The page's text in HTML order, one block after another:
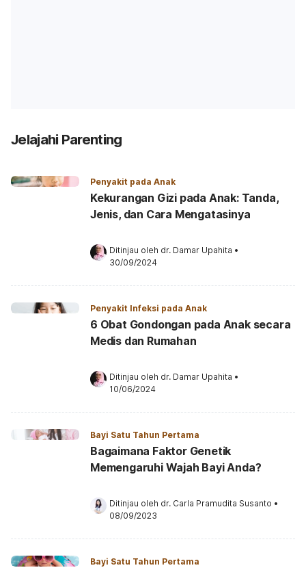
Jelajahi Parenting
Penyakit pada Anak
Kekurangan Gizi pada Anak: Tanda,
Jenis, dan Cara Mengatasinya
Ditinjau oleh dr. Damar Upahita •
30/09/2024
Penyakit Infeksi pada Anak
6 Obat Gondongan pada Anak secara
Medis dan Rumahan
Ditinjau oleh dr. Damar Upahita •
10/06/2024
Bayi Satu Tahun Pertama
Bagaimana Faktor Genetik
Memengaruhi Wajah Bayi Anda?
Ditinjau oleh dr. Carla Pramudita Susanto •
08/09/2023
Bayi Satu Tahun Pertama